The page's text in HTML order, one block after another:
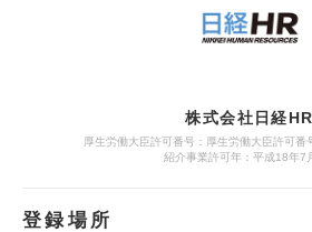
株式会社日経HR
厚生労働大臣許可番号：厚生労働大臣許可
紹介事業許可年：平成18年7
登録場所